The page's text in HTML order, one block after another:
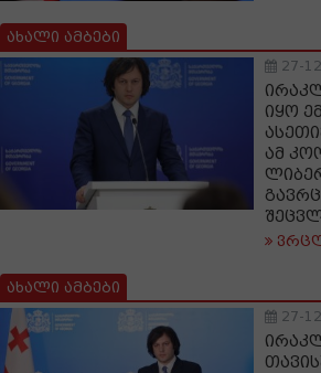
ახალი ამბები
27-
იყო
ამ
ახალი ამბები
27-